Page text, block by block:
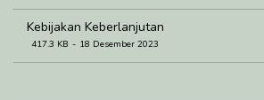
Kebijakan Keberlanjutan
417.3 KB 18 Desember 2023